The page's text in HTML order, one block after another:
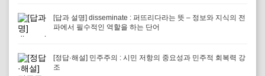
[답과 설명] disseminate : 퍼뜨리다라는 뜻 – 정보와 지식의 전
파에서 필수적인 역할을 하는 단어
[정답·해설] 민주주의 : 시민 저항의 중요성과 민주적 회복력 강
조